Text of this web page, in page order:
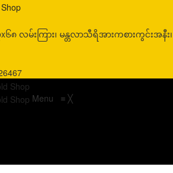
၆၈ လမ်းကြား၊ မန္တလာသီရိအားကစားကွင်းအနီး၊
Menu ≡ ╳